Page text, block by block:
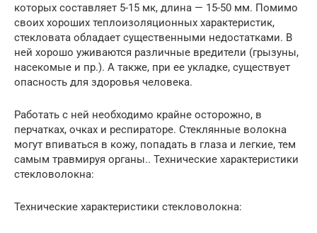
которых составляет 5-15 мк, длина — 15-50 мм. Помимо
своих хороших теплоизоляционных характеристик,
стекловата обладает существенными недостатками. В
ней хорошо уживаются различные вредители (грызуны,
насекомые и пр.). А также, при ее укладке, существует
опасность для здоровья человека.
Работать с ней необходимо крайне осторожно, в
перчатках, очках и респираторе. Стеклянные волокна
могут впиваться в кожу, попадать в глаза и легкие, тем
самым травмируя органы.. Технические характеристики
стекловолокна:
Технические характеристики стекловолокна: